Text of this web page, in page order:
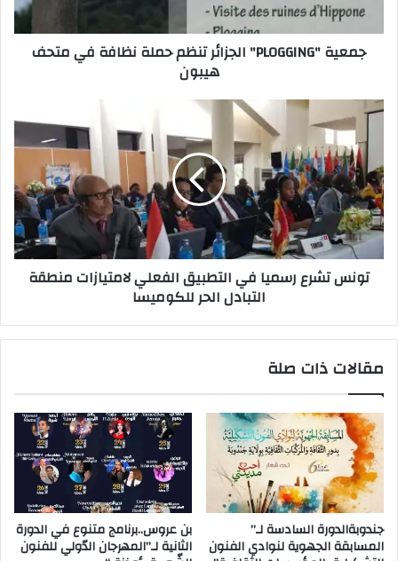
ر
جمعية "PLOGGING" الجزائر تنظم حملة نظافة في متحف
هيبون
تونس تشرع رسميا في التطبيق الفعلي لامتيازات منطقة
التبادل الحر للكوميسا
مقالات ذات صلة
جندوبةالدورة السادسة لـ”
المسابقة الجهوية لنوادي الفنون
بن عروس..برنامج متنوع في الدورة
الثانية لـ”المهرجان الدّولي للفنون